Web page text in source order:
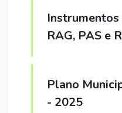
RAG, PAS e
Plano
- 2025